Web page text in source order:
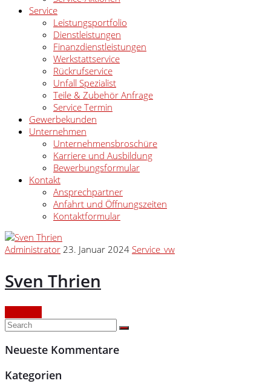
Service
Leistungsportfolio
Dienstleistungen
Finanzdienstleistungen
Werkstattservice
Rückrufservice
Unfall Spezialist
Teile & Zubehör Anfrage
Service Termin
Gewerbekunden
Unternehmen
Unternehmensbroschüre
Karriere und Ausbildung
Bewerbungsformular
Kontakt
Ansprechpartner
Anfahrt und Öffnungszeiten
Kontaktformular
Administrator 23. Januar 2024 Service_vw
Sven Thrien
Neueste Kommentare
Kategorien